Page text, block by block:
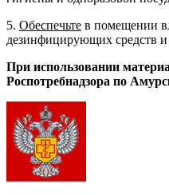
5. Обеспечьте в помещении
дезинфицирующих средств и
При использовании
Роспотребнадзора по